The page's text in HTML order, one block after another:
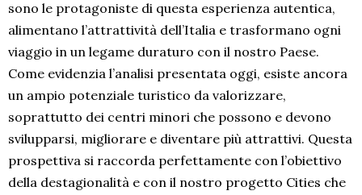
sono le protagoniste di questa esperienza autentica,
alimentano l’attrattività dell’Italia e trasformano ogni
viaggio in un legame duraturo con il nostro Paese.
Come evidenzia l’analisi presentata oggi, esiste ancora
un ampio potenziale turistico da valorizzare,
soprattutto dei centri minori che possono e devono
svilupparsi, migliorare e diventare più attrattivi. Questa
prospettiva si raccorda perfettamente con l’obiettivo
della destagionalità e con il nostro progetto Cities che